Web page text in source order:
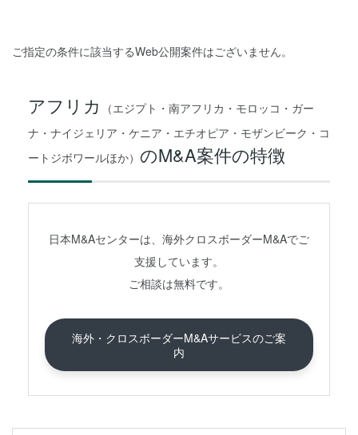
ご指定の条件に該当するWeb公開案件はございません。
アフリカ
（エジプト・南アフリカ・モロッコ・ガー
ナ・ナイジェリア・ケニア・エチオピア・モザンビーク・コ
ートジボワールほか） のM&A案件の特徴
日本M&Aセンターは、海外クロスボーダーM&Aでご
支援しています。
ご相談は無料です。
海外・クロスボーダーM&Aサービスのご案
内